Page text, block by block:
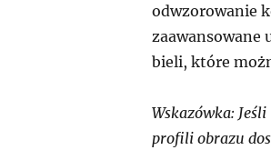
odwzorowanie
zaawansowane
bieli, które
Wskazówka:
profili obrazu